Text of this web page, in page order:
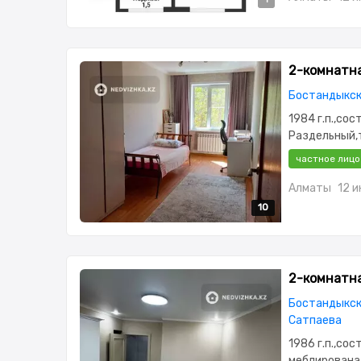
10
10
10
10
10
2-
1984
частное лицо
Алматы 12
2-
Сатпаева
1986